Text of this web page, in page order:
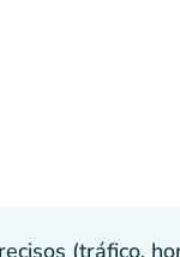
(tráfico,